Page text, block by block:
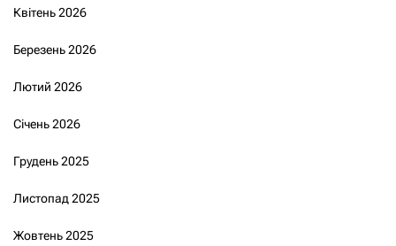
Квітень 2026
Березень 2026
Лютий 2026
Січень 2026
Грудень 2025
Листопад 2025
Жовтень 2025